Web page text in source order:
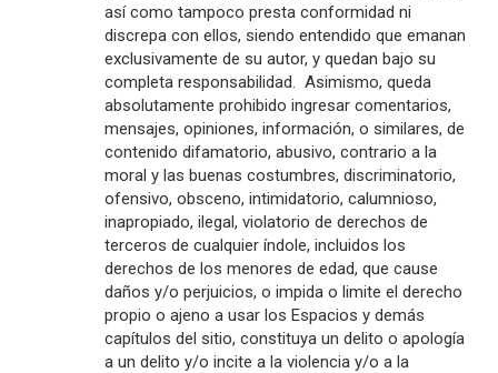
así como tampoco presta conformidad ni
discrepa con ellos, siendo entendido que emanan
exclusivamente de su autor, y quedan bajo su
completa responsabilidad. Asimismo, queda
absolutamente prohibido ingresar comentarios,
mensajes, opiniones, información, o similares, de
contenido difamatorio, abusivo, contrario a la
moral y las buenas costumbres, discriminatorio,
ofensivo, obsceno, intimidatorio, calumnioso,
inapropiado, ilegal, violatorio de derechos de
terceros de cualquier índole, incluidos los
derechos de los menores de edad, que cause
daños y/o perjuicios, o impida o limite el derecho
propio o ajeno a usar los Espacios y demás
capítulos del sitio, constituya un delito o apología
a un delito y/o incite a la violencia y/o a la